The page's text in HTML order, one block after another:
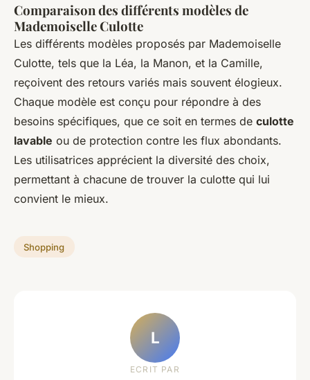
Comparaison des différents modèles de
Mademoiselle Culotte
Les différents modèles proposés par Mademoiselle
Culotte, tels que la Léa, la Manon, et la Camille,
reçoivent des retours variés mais souvent élogieux.
Chaque modèle est conçu pour répondre à des
besoins spécifiques, que ce soit en termes de culotte
lavable ou de protection contre les flux abondants.
Les utilisatrices apprécient la diversité des choix,
permettant à chacune de trouver la culotte qui lui
convient le mieux.
Shopping
L
ECRIT PAR